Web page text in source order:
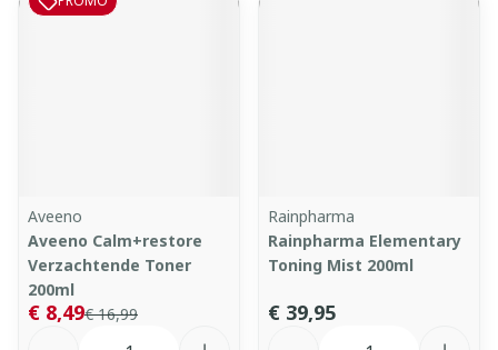
Aveeno
Aveeno Calm+restore
Verzachtende Toner
200ml
€ 16,99
€ 8,49
Rainpharma
Rainpharma Elementary
Toning Mist 200ml
€ 39,95